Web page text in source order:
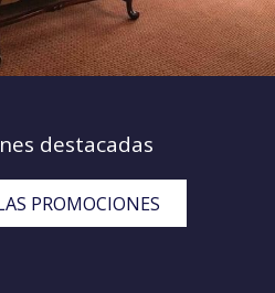
destacadas
PROMOCIONES